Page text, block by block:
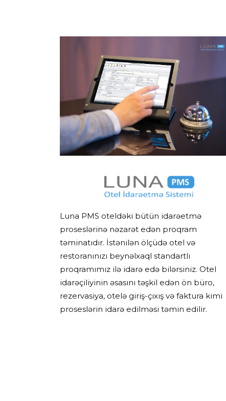
Luna PMS oteldəki bütün idarəetmə
proseslərinə nəzarət edən proqram
təminatıdır. İstənilən ölçüdə otel və
restoranınızı beynəlxaql standartlı
proqramımız ilə idarə edə bilərsiniz. Otel
idarəçiliyinin əsasını təşkil edən ön büro,
rezervasiya, otelə giriş-çıxış və faktura kimi
proseslərin idarə edilməsi təmin edilir.